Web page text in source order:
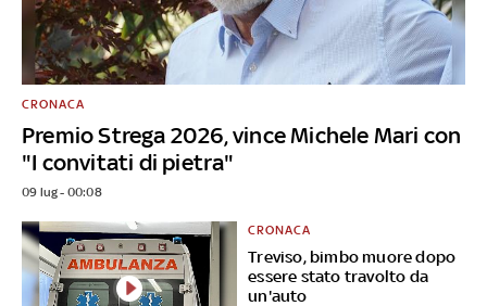
Premio Strega 2026, vince Michele Mari con
"I convitati di pietra"
CRONACA
09 lug - 00:08
Treviso, bimbo muore dopo
essere stato travolto da
un'auto
CRONACA